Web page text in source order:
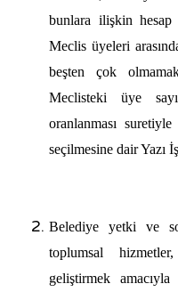
bunlara ilişkin
Meclis üyeleri
beşten çok
Meclisteki üye
oranlanması
seçilmesine dair Yazı
Belediye yetki ve
toplumsal
geliştirmek